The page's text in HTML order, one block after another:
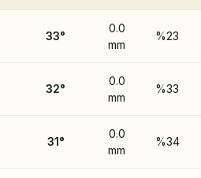
33°
0.0
mm
%23
32°
0.0
mm
%33
31°
0.0
mm
%34